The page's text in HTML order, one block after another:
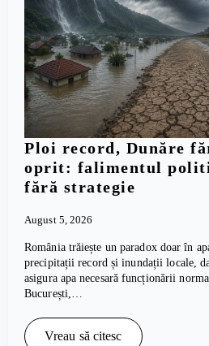
Ploi record, Dunăre
oprit: falimentul
fără strategie
August 5, 2026
România trăiește un paradox doar în
precipitații record și inundații locale,
asigura apa necesară funcționării
București,…
Vreau să citesc